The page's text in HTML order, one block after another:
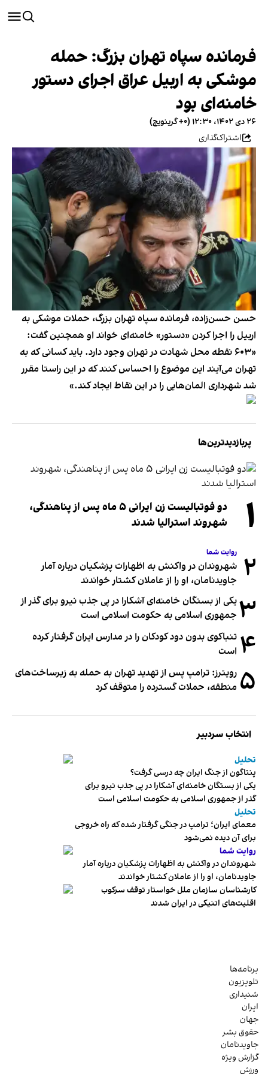
فرمانده سپاه تهران بزرگ: حمله
موشکی به اربیل عراق اجرای دستور
خامنه‌ای بود
۲۶ دی ۱۴۰۲، ۱۲:۳۰ (‎+۰ گرینویچ)
اشتراک‌گذاری
حسن حسن‌زاده، فرمانده سپاه تهران بزرگ، حملات موشکی به
اربیل را اجرا کردن «دستور» خامنه‌ای خواند او همچنین گفت:
«۶۰۳ نقطه محل شهادت در تهران وجود دارد. باید کسانی که به
تهران می‌آیند این موضوع را احساس کنند که در این راستا مقرر
شد شهرداری المان‌هایی را در این نقاط ایجاد کند.»
پربازدیدترین‌ها
۱
دو فوتبالیست زن ایرانی ۵ ماه پس از پناهندگی،
شهروند استرالیا شدند
۲ روایت شما
شهروندان در واکنش به اظهارات پزشکیان درباره آمار
جاویدنامان، او را از عاملان کشتار خواندند
۳یکی از بستگان خامنه‌ای آشکارا در پی جذب نیرو برای گذر از
جمهوری اسلامی به حکومت اسلامی است
۴ تنباکوی بدون دود کودکان را در مدارس ایران گرفتار کرده
است
۵ رویترز: ترامپ پس از تهدید تهران به حمله به زیرساخت‌های
منطقه، حملات گسترده را متوقف کرد
انتخاب سردبیر
تحلیل
پنتاگون از جنگ ایران چه درسی گرفت؟
یکی از بستگان خامنه‌ای آشکارا در پی جذب نیرو برای
گذر از جمهوری اسلامی به حکومت اسلامی است
تحلیل
معمای ایران؛ ترامپ در جنگی گرفتار شده که راه خروجی
برای آن دیده نمی‌شود
روایت شما
شهروندان در واکنش به اظهارات پزشکیان درباره آمار
جاویدنامان، او را از عاملان کشتار خواندند
کارشناسان سازمان ملل خواستار توقف سرکوب
اقلیت‌های اتنیکی در ایران شدند
برنامه‌ها
تلویزیون
شنیداری
ایران
جهان
حقوق بشر
جاویدنامان
گزارش ویژه
ورزش